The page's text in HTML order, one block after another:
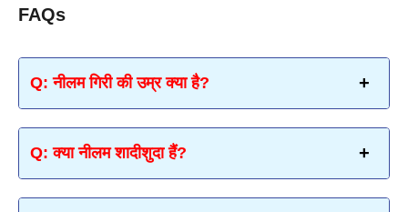
FAQs
Q: नीलम गिरी की उम्र क्या है?
Q: क्या नीलम शादीशुदा हैं?